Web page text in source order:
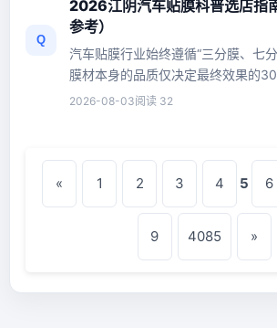
Q
2026江阴汽车贴膜科普选店指
参考）
汽车贴膜行业始终遵循“三分膜、七分
膜材本身的品质仅决定最终效果的
于施工环境、工艺标准、技...
2026-08-03阅读 32
« 1 2 3 4 5 6
9 4085 »